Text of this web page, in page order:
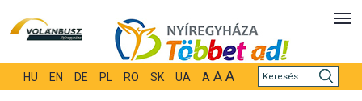
HU EN DE PL RO SK UA A A A